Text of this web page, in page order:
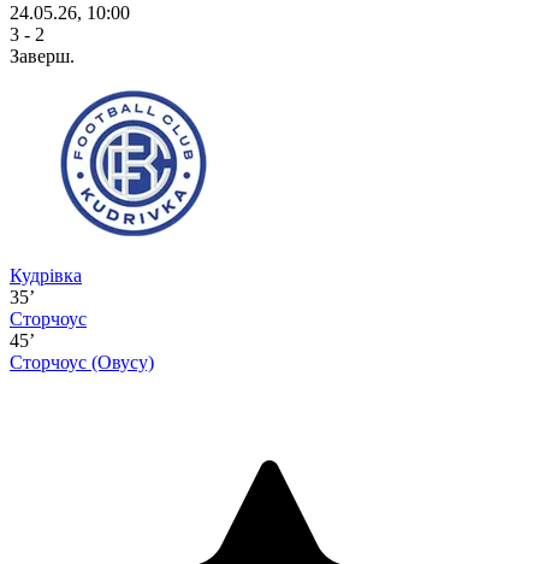
24.05.26, 10:00
3 - 2
Заверш.
Кудрівка
35’
Сторчоус
45’
Сторчоус (Овусу)